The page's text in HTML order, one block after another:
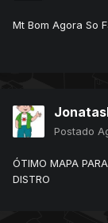
Mt Bom Agora So
Postado
ÓTIMO MAPA
DISTRO